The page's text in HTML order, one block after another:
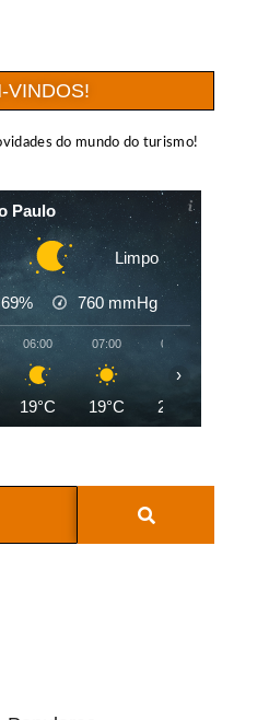
VINDOS!
do mundo do turismo!
Paulo
Limpo
69% 760 mmHg
06:00
19°C
07:00
19°C
08:00
21°C
›